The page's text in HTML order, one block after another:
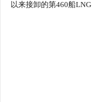
以来接卸的第460船LNG